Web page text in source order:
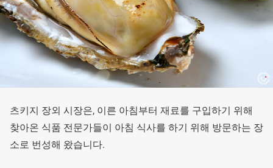
츠키지 장외 시장은, 이른 아침부터 재료를 구입하기 위해
찾아온 식품 전문가들이 아침 식사를 하기 위해 방문하는 장
소로 번성해 왔습니다.